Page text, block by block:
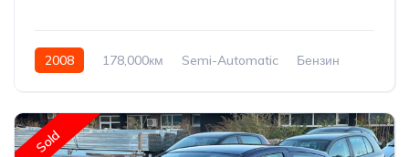
2008 178,000км Semi-Automatic
Бензин
Sold